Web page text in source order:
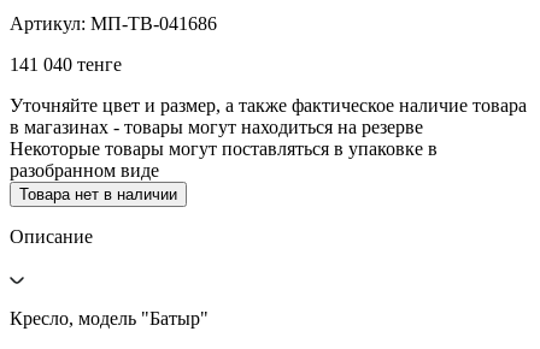
Артикул: МП-ТВ-041686
141 040 тенге
Уточняйте цвет и размер, а также фактическое наличие товара
в магазинах - товары могут находиться на резерве
Некоторые товары могут поставляться в упаковке в
разобранном виде
Товара нет в наличии
Описание
Кресло, модель "Батыр"